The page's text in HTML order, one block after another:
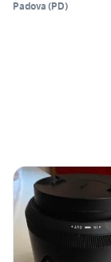
Padova (PD)